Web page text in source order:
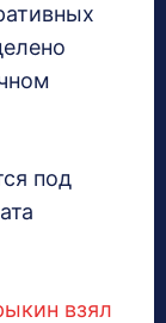
под
взял